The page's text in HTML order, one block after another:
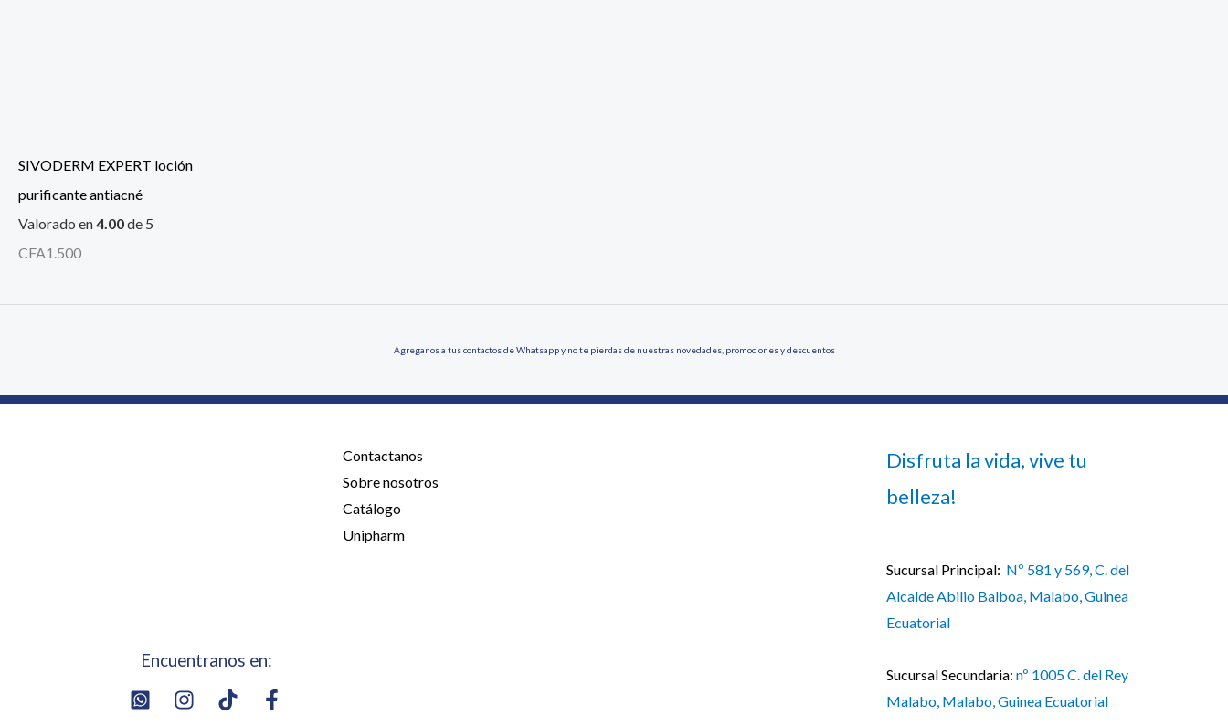
SIVODERM EXPERT loción
purificante antiacné
Valorado en4.00de 5
CFA1.500
Agreganos a tus contactos de Whatsapp y no te pierdas de nuestras novedades, promociones y descuentos
Encuentranos en:
Contactanos
Sobre nosotros
Catálogo
Unipharm
Disfruta la vida, vive tu
belleza!
Sucursal Principal: Nº 581 y 569, C. del
Alcalde Abilio Balboa, Malabo, Guinea
Ecuatorial
Sucursal Secundaria: nº 1005 C. del Rey
Malabo, Malabo, Guinea Ecuatorial